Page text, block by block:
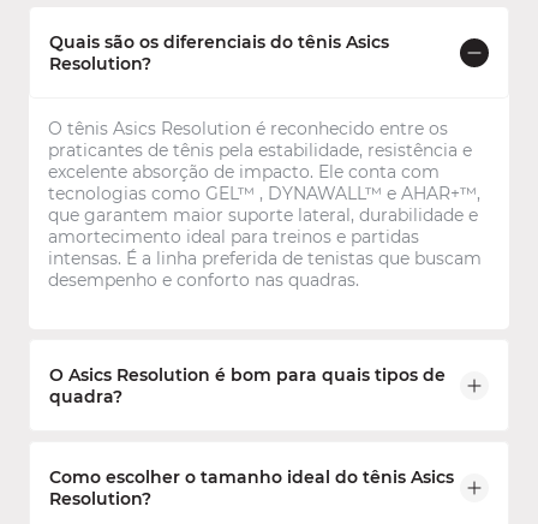
Quais são os diferenciais do tênis Asics
Resolution?
O tênis Asics Resolution é reconhecido entre os
praticantes de tênis pela estabilidade, resistência e
excelente absorção de impacto. Ele conta com
tecnologias como GEL™ , DYNAWALL™ e AHAR+™,
que garantem maior suporte lateral, durabilidade e
amortecimento ideal para treinos e partidas
intensas. É a linha preferida de tenistas que buscam
desempenho e conforto nas quadras.
O Asics Resolution é bom para quais tipos de
quadra?
para quadras de tênis, oferecendo ótima aderência
em superfícies como saibro e quadra rápida. Alguns
Como escolher o tamanho ideal do tênis Asics
Resolution?